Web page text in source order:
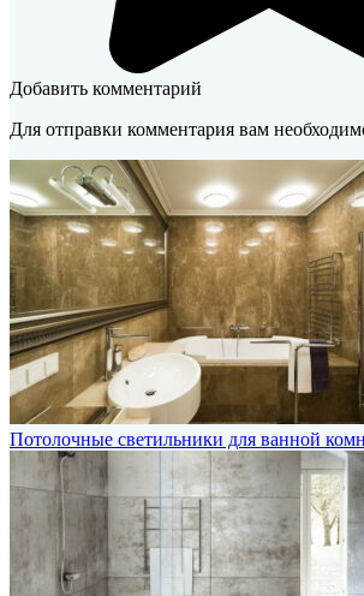
Добавить комментарий
Для отправки комментария вам
Потолочные светильники для ванной